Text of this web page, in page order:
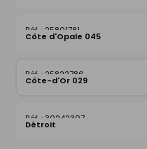
25801781
Côte d'Opale 045
25822786
Côte-d'Or 029
30242307
Détroit